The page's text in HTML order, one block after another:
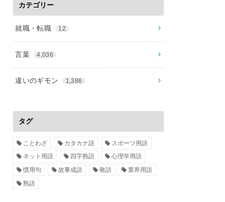
カテゴリー
就職・転職 12
言葉 4,036
違いのギモン 1,386
タグ
ことわざ カタカナ語
スポーツ用語
ネット用語
四字熟語
心理学用語
慣用句
故事成語 敬語
業界用語
熟語